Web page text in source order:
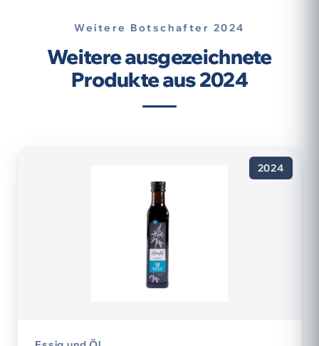
Weitere Botschafter 2024
Weitere ausgezeichnete
Produkte aus 2024
2024